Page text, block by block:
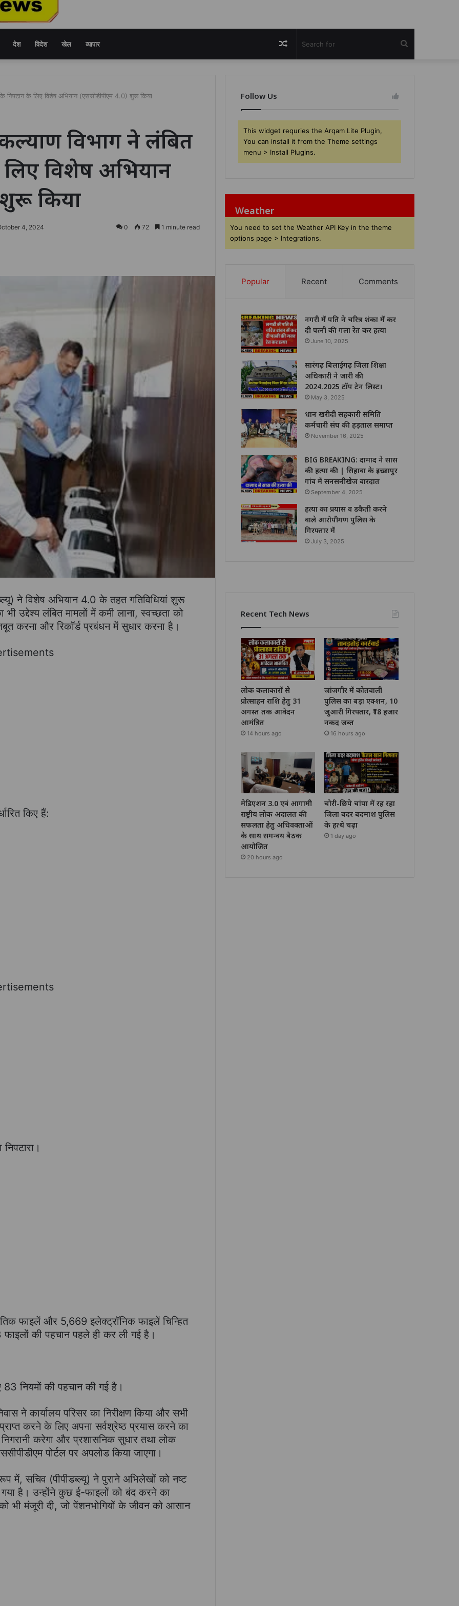
देश विदेश खेल व्यापार Random
निपटान के लिए विशेष अभियान (एससीडीपीएम 4.0) शुरू किया
विभाग ने लंबित
विशेष अभियान
किया
4, 2024 0 72 1 minute read
ने विशेष अभियान 4.0 के तहत गतिविधियां शुरू
उद्देश्य लंबित मामलों में कमी लाना, स्वच्छता को
करना और रिकॉर्ड प्रबंधन में सुधार करना है।
किए हैं:
फाइलें और 5,669 इलेक्ट्रॉनिक फाइलें चिन्हित
की पहचान पहले ही कर ली गई है।
नियमों की पहचान की गई है।
ने कार्यालय परिसर का निरीक्षण किया और सभी
करने के लिए अपना सर्वश्रेष्ठ प्रयास करने का
करेगा और प्रशासनिक सुधार तथा लोक
पोर्टल पर अपलोड किया जाएगा।
सचिव (पीपीडब्ल्यू) ने पुराने अभिलेखों को नष्ट
गया है। उन्होंने कुछ ई-फाइलों को बंद करने का
भी मंजूरी दी, जो पेंशनभोगियों के जीवन को आसान
Follow Us
This widget requries the Arqam Lite Plugin,
You can install it from the Theme settings
menu > Install Plugins.
Weather
You need to set the Weather API Key in the theme
options page > Integrations.
Popular Recent Comments
नगरी में पति ने चरित्र शंका में कर
दी पत्नी की गला रेत कर हत्या
June 10, 2025
सारंगढ़ बिलाईगढ़ जिला शिक्षा
अधिकारी ने जारी की
2024.2025 टॉप टेन लिस्ट।
May 3, 2025
धान खरीदी सहकारी समिति
कर्मचारी संघ की हड़ताल समाप्त
November 16, 2025
BIG BREAKING: दामाद ने सास
की हत्या की | सिहावा के इच्छापुर
गांव में सनसनीखेज वारदात
September 4, 2025
हत्या का प्रयास व डकैती करने
वाले आरोपीगण पुलिस के
गिरफ्तार में
July 3, 2025
Recent Tech News
लोक कलाकारों से
प्रोत्साहन राशि हेतु 31
अगस्त तक आवेदन
आमंत्रित
14 hours ago
जांजगीर में कोतवाली
पुलिस का बड़ा एक्शन, 10
जुआरी गिरफ्तार, ₹18 हजार
नकद जब्त
16 hours ago
मेडिएशन 3.0 एवं आगामी
राष्ट्रीय लोक अदालत की
सफलता हेतु अधिवक्ताओं
के साथ समन्वय बैठक
आयोजित
20 hours ago
चोरी-छिपे चांपा में रह रहा
जिला बदर बदमाश पुलिस
के हत्थे चढ़ा
1 day ago